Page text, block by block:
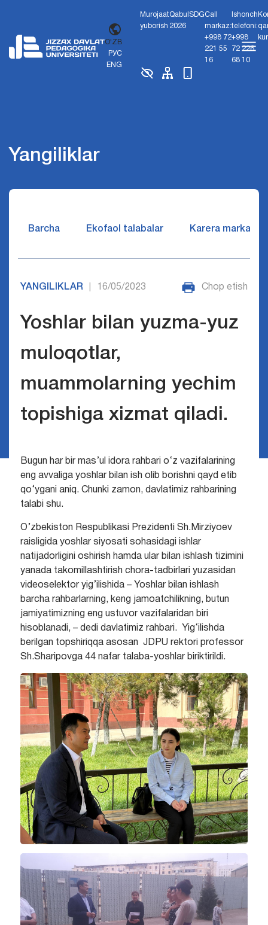
O'ZB
РУС
ENG
Murojaat
yuborish
Qabul
2026
SDGCall
markaz:
+998 72
221 55
16
Ishonch
telefoni:
+998
72 226
68 10
Yangiliklar
Barcha Ekofaol talabalar Karera markazi
YANGILIKLAR 16/05/2023 Chop etish
Yoshlar bilan yuzma-yuz
muloqotlar,
muammolarning yechim
topishiga xizmat qiladi.
Bugun har bir mas’ul idora rahbari o‘z vazifalarining
eng avvaliga yoshlar bilan ish olib borishni qayd etib
qo‘ygani aniq. Chunki zamon, davlatimiz rahbarining
talabi shu.
O’zbekiston Respublikasi Prezidenti Sh.Mirziyoev
raisligida yoshlar siyosati sohasidagi ishlar
natijadorligini oshirish hamda ular bilan ishlash tizimini
yanada takomillashtirish chora-tadbirlari yuzasidan
videoselektor yig’ilishida – Yoshlar bilan ishlash
barcha rahbarlarning, keng jamoatchilikning, butun
jamiyatimizning eng ustuvor vazifalaridan biri
hisoblanadi, – dedi davlatimiz rahbari. Yig‘ilishda
berilgan topshiriqqa asosan JDPU rektori professor
Sh.Sharipovga 44 nafar talaba-yoshlar biriktirildi.